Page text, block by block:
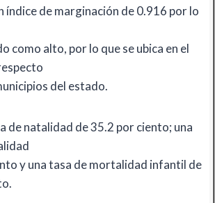
índice de marginación de 0.916 por lo
como alto, por lo que se ubica en el
del estado.
de natalidad de 35.2 por ciento; una
y una tasa de mortalidad infantil de